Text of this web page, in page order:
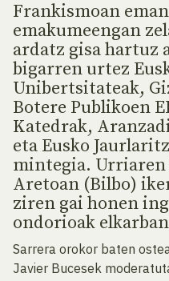
Frankismoan
emakumeengan
ardatz gisa hartuz
bigarren urtez
Unibertsitateak,
Botere Publikoen
Katedrak,
eta Eusko
mintegia. Urriaren
Aretoan (Bilbo)
ziren gai honen
ondorioak
Sarrera orokor baten
Javier Bucesek